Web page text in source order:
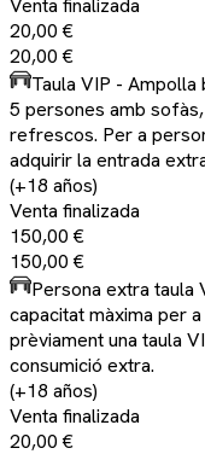
Venta finalizada
20,00 €
20,00 €
Taula VIP - Ampolla
5 persones amb
refrescos. Per a
adquirir la entrada
(+18 años)
Venta finalizada
150,00 €
150,00 €
Persona extra taula
capacitat màxima per
prèviament una taula
consumició extra.
(+18 años)
Venta finalizada
20,00 €